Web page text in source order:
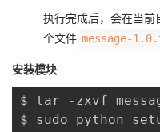
执行完成后，会在当前
个文件 message-
安装模块
$ tar - zxvf
$ sudo python